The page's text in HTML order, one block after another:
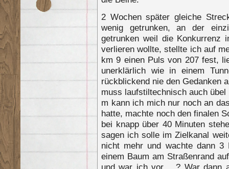
2 Wochen später gleiche
wenig getrunken, an der
getrunken weil die Konkurrenz
verlieren wollte, stellte ich auf
km 9 einen Puls von 207 fest,
unerklärlich wie in einem
rückblickend nie den Gedanken
muss laufstiltechnisch auch
m kann ich mich nur noch an
hatte, machte noch den finalen
bei knapp über 40 Minuten
sagen ich solle im Zielkanal
nicht mehr und wachte dann 3
einem Baum am Straßenrand
und war ich vor …? War dann